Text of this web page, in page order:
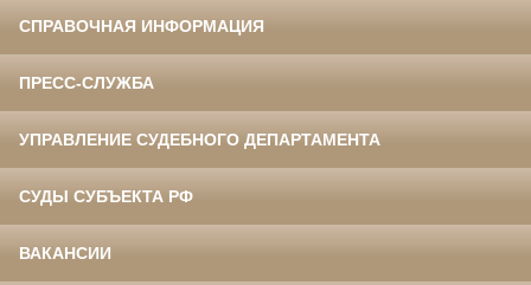
СПРАВОЧНАЯ ИНФОРМАЦИЯ
ПРЕСС-СЛУЖБА
УПРАВЛЕНИЕ СУДЕБНОГО ДЕПАРТАМЕНТА
СУДЫ СУБЪЕКТА РФ
ВАКАНСИИ